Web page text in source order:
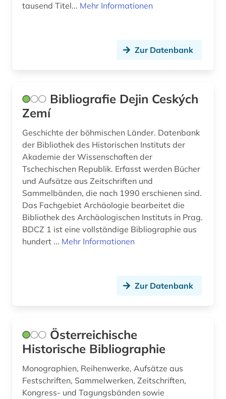
geistesgeschichte <1500 - 1800> (1)
geistiges eigentum (1)
gender (1)
gender studies (1)
genealogie (1)
geografie (1)
geowissenschaften (9)
geschichte 1473-1800 (1)
geschichte 1500-1970 (1)
tausend Titel... Mehr Informationen
Zur Datenbank
Bibliografie Dejin Ceských
Zemí
Geschichte der böhmischen Länder. Datenbank
der Bibliothek des Historischen Instituts der
Akademie der Wissenschaften der
Tschechischen Republik. Erfasst werden Bücher
und Aufsätze aus Zeitschriften und
Sammelbänden, die nach 1990 erschienen sind.
Das Fachgebiet Archäologie bearbeitet die
Bibliothek des Archäologischen Instituts in Prag.
BDCZ 1 ist eine vollständige Bibliographie aus
hundert ... Mehr Informationen
Zur Datenbank
Österreichische
Historische Bibliographie
Monographien, Reihenwerke, Aufsätze aus
Festschriften, Sammelwerken, Zeitschriften,
Kongress- und Tagungsbänden sowie